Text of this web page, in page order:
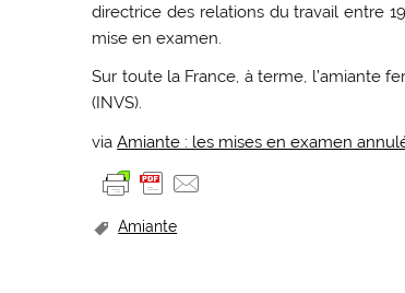
directrice des relations du travail entre
mise en examen.
Sur toute la France, à terme, l’amiante
(INVS).
viaAmiante : les mises en examen
Amiante